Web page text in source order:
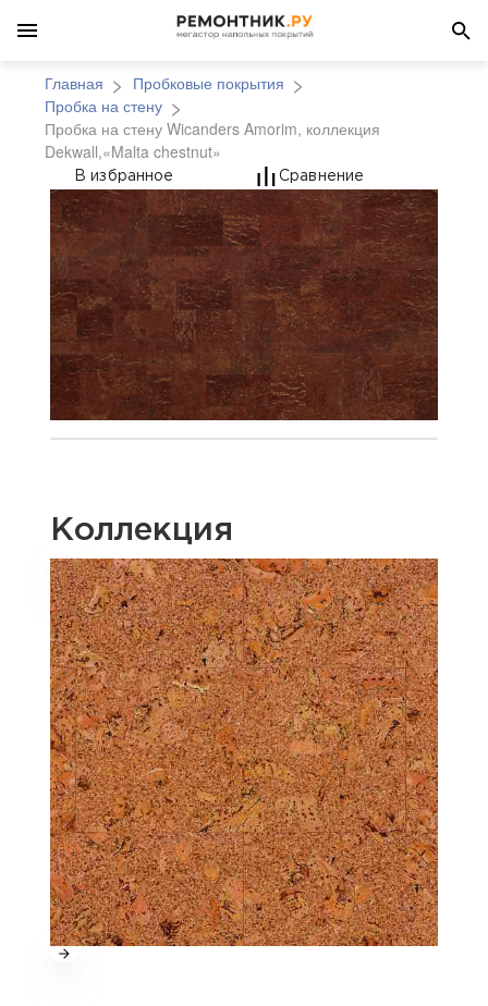
Главная
Пробковые покрытия
Пробка на стену
Пробка на стену Wicanders Amorim, коллекция
Dekwall,«Malta chestnut»
Пробка на стену
В избранное Сравнение
Коллекция